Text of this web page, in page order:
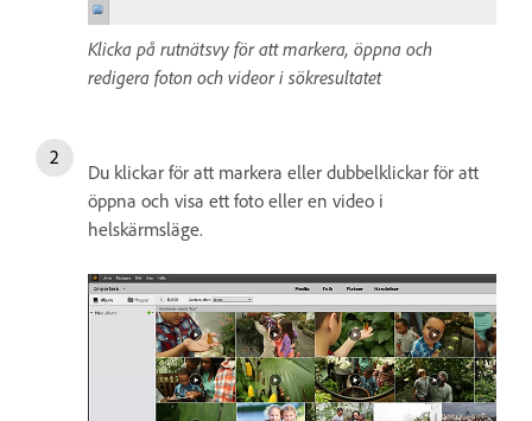
Klicka på rutnätsvy för att markera, öppna och
redigera foton och videor i sökresultatet
Du klickar för att markera eller dubbelklickar för att
öppna och visa ett foto eller en video i
helskärmsläge.